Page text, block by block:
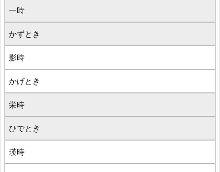
一時
かずとき
影時
かげとき
栄時
ひでとき
瑛時